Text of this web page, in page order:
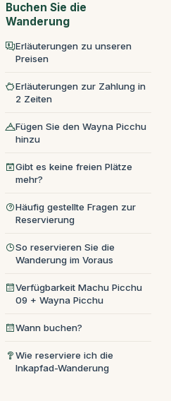
Buchen Sie die
Wanderung
Erläuterungen zu unseren
Preisen
Erläuterungen zur Zahlung in
2 Zeiten
Fügen Sie den Wayna Picchu
hinzu
Gibt es keine freien Plätze
mehr?
Häufig gestellte Fragen zur
Reservierung
So reservieren Sie die
Wanderung im Voraus
Verfügbarkeit Machu Picchu
09 + Wayna Picchu
Wann buchen?
Wie reserviere ich die
Inkapfad-Wanderung